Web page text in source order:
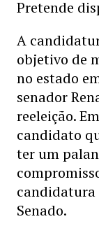
Pretende
A
objetivo de
no estado
senador
reeleição.
candidato
ter um
candidatura
Senado.